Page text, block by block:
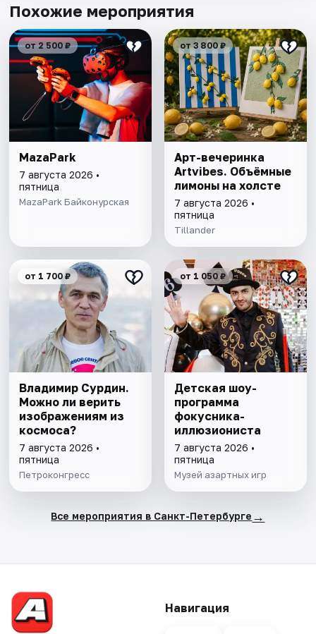
Похожие мероприятия
от 2 500 ₽
MazaPark
7 августа 2026 •
пятница
MazaPark Байконурская
от 3 800 ₽
Арт-вечеринка
Artvibes. Объёмные
лимоны на холсте
7 августа 2026 •
пятница
Tillander
от 1 700 ₽
Владимир Сурдин.
Можно ли верить
изображениям из
космоса?
7 августа 2026 •
пятница
Петроконгресс
от 1 050 ₽
Детская шоу-
программа
фокусника-
иллюзиониста
7 августа 2026 •
пятница
Музей азартных игр
Все мероприятия в Санкт-Петербурге →
Навигация